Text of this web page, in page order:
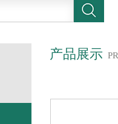
产品展示